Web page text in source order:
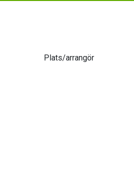
Plats/arrangör